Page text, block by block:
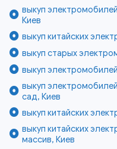
выкуп
Киев
выкуп китайских
выкуп старых
выкуп
выкуп
сад, Киев
выкуп китайских
выкуп китайских
массив, Киев